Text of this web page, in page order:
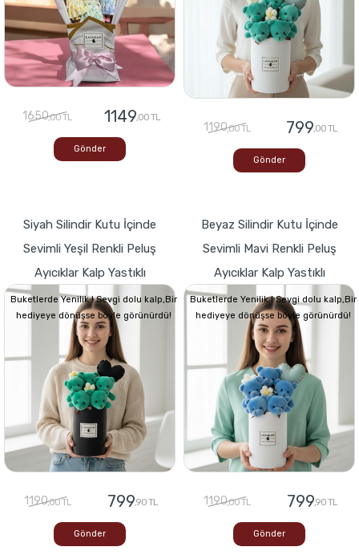
1650,00 TL 1149,00 TL
Gönder
1190,00 TL 799,00 TL
Gönder
Siyah Silindir Kutu İçinde
Sevimli Yeşil Renkli Peluş
Ayıcıklar Kalp Yastıklı
Buketlerde Yenilik ! Sevgi dolu kalp,Bir
hediyeye dönüşse böyle görünürdü!
1190,00 TL 799,90 TL
Gönder
Beyaz Silindir Kutu İçinde
Sevimli Mavi Renkli Peluş
Ayıcıklar Kalp Yastıklı
Buketlerde Yenilik ! Sevgi dolu kalp,Bir
hediyeye dönüşse böyle görünürdü!
1190,00 TL 799,90 TL
Gönder